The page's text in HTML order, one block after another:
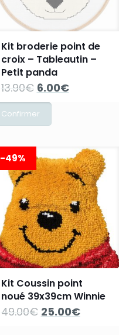
Kit broderie point de
croix – Tableautin –
Petit panda
13.90€ Le
initial
était :
6.00€Le
-49%
Kit Coussin point
noué 39x39cm Winnie
49.00€ Le
25.00€Le